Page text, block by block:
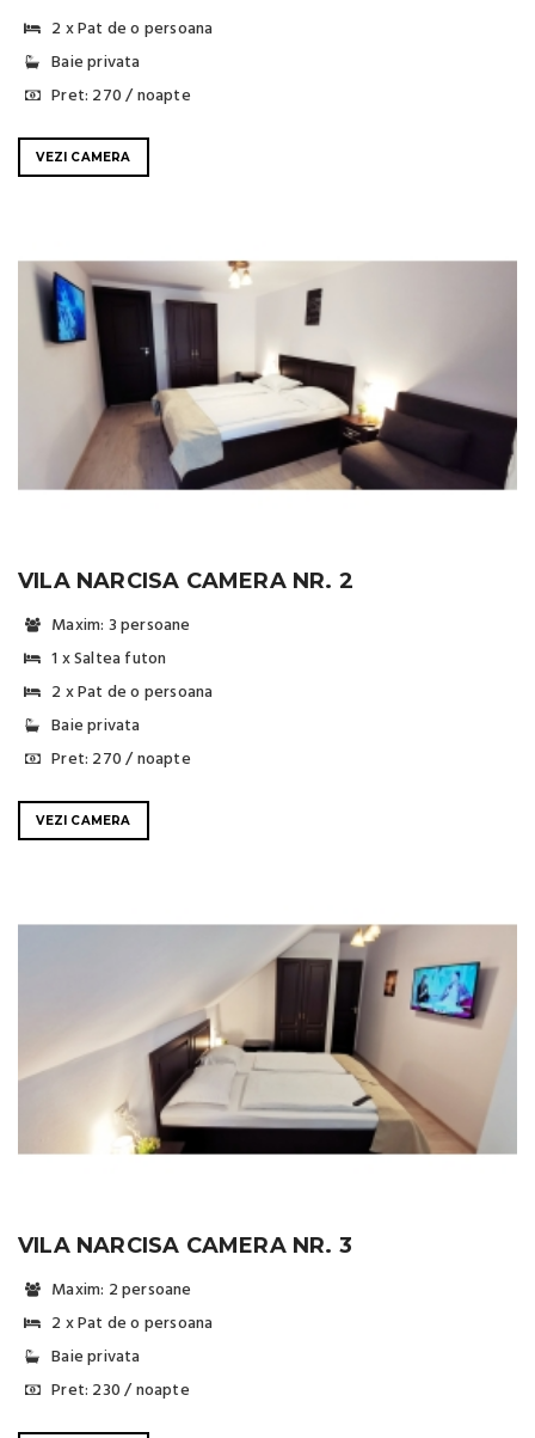
2 x Pat de o persoana
Baie privata
Pret: 270 / noapte
VEZI CAMERA
VILA NARCISA CAMERA NR. 2
Maxim: 3 persoane
1 x Saltea futon
2 x Pat de o persoana
Baie privata
Pret: 270 / noapte
VEZI CAMERA
VILA NARCISA CAMERA NR. 3
Maxim: 2 persoane
2 x Pat de o persoana
Baie privata
Pret: 230 / noapte